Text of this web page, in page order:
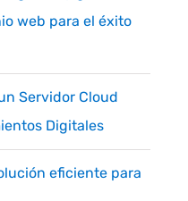
web para el éxito
Servidor Cloud
Digitales
eficiente para